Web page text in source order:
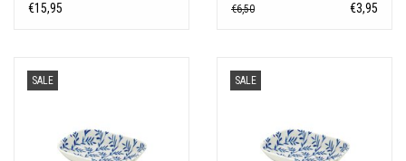
€15,95
€6,50 €3,95
SALE SALE